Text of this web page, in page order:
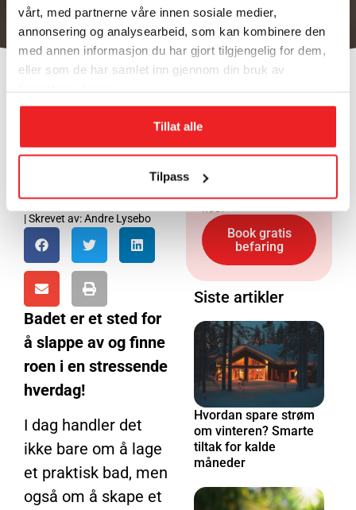
vårt, med partnerne våre innen sosiale medier,
annonsering og analysearbeid, som kan kombinere den
med annen informasjon du har gjort tilgjengelig for dem,
eller som de har samlet inn gjennom din bruk av
Tillat alle
Tilpass
Inspirasjon til
det nye badet
i 2025
| Sist endret 30. januar 2025
| Skrevet av:Andre Lysebo
Badet er et sted for
å slappe av og finne
roen i en stressende
hverdag!
I dag handler det
ikke bare om å lage
et praktisk bad, men
også om å skape et
Din lokale
elektriker og
rørlegger i
Har du spørsmål eller
trenger du hjelp med
Book gratis
befaring
Siste artikler
Hvordan spare strøm
om vinteren? Smarte
tiltak for kalde
måneder